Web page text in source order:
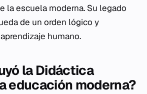
la escuela moderna. Su legado
de un orden lógico y
humano.
la Didáctica
educación moderna?